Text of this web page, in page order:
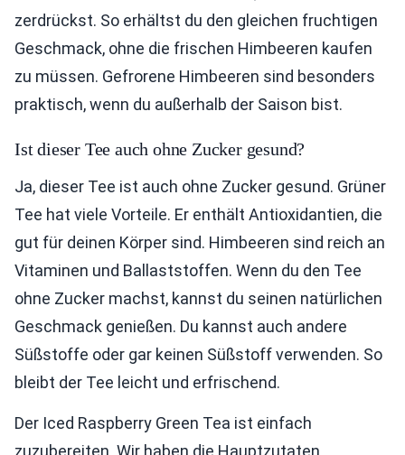
zerdrückst. So erhältst du den gleichen fruchtigen
Geschmack, ohne die frischen Himbeeren kaufen
zu müssen. Gefrorene Himbeeren sind besonders
praktisch, wenn du außerhalb der Saison bist.
Ist dieser Tee auch ohne Zucker gesund?
Ja, dieser Tee ist auch ohne Zucker gesund. Grüner
Tee hat viele Vorteile. Er enthält Antioxidantien, die
gut für deinen Körper sind. Himbeeren sind reich an
Vitaminen und Ballaststoffen. Wenn du den Tee
ohne Zucker machst, kannst du seinen natürlichen
Geschmack genießen. Du kannst auch andere
Süßstoffe oder gar keinen Süßstoff verwenden. So
bleibt der Tee leicht und erfrischend.
Der Iced Raspberry Green Tea ist einfach
zuzubereiten. Wir haben die Hauptzutaten